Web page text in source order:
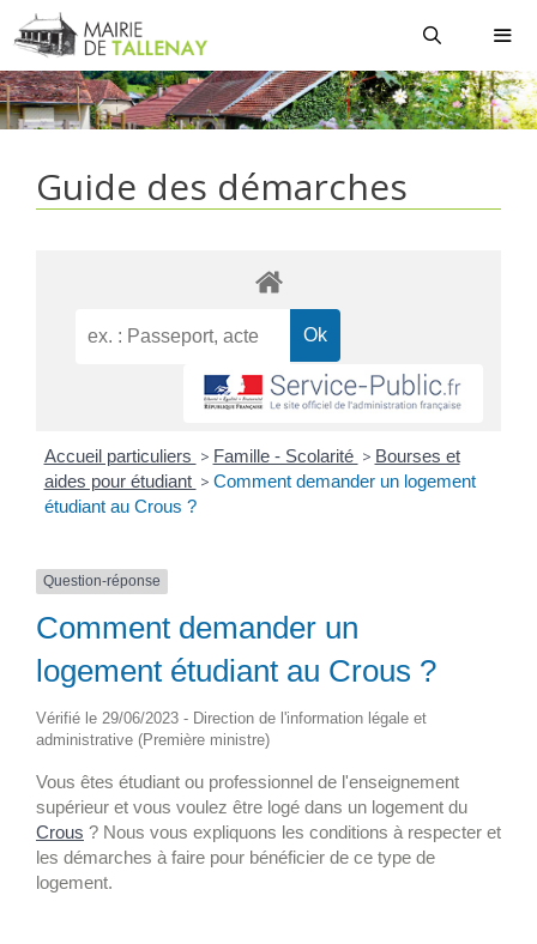
Aller
au
contenu
Guide des démarches
Accueil particuliers > Famille - Scolarité > Bourses et
aides pour étudiant > Comment demander un logement
étudiant au Crous ?
Question-réponse
Comment demander un
logement étudiant au Crous ?
Vérifié le 29/06/2023 - Direction de l'information légale et
administrative (Première ministre)
Vous êtes étudiant ou professionnel de l'enseignement
supérieur et vous voulez être logé dans un logement du
Crous ? Nous vous expliquons les conditions à respecter et
les démarches à faire pour bénéficier de ce type de
logement.